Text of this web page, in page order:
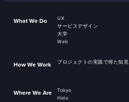
What We Do UX
サービスデザイン
大学
Web
How We Work プロジェクトの実践で得た知見
Where We Are Tokyo
Hida